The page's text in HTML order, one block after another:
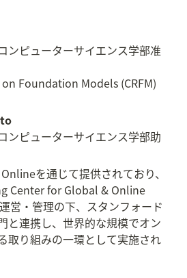
ンピューターサイエンス学部准
Foundation Models (CRFM)
ンピューターサイエンス学部助
を通じて提供されており、
Center for Global & Online
営・管理の下、スタンフォード
と連携し、世界的な規模でオン
取り組みの一環として実施され